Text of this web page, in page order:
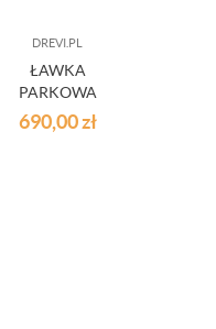
DREVI.PL
ŁAWKA
PARKOWA
DREWNIANA
150CM
690,00zł